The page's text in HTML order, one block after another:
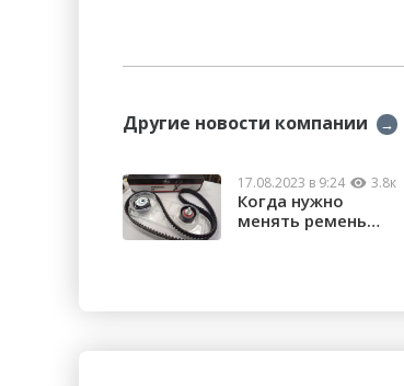
Другие новости компании →
17.08.2023 в 9:24 3.8к
Когда нужно
менять ремень